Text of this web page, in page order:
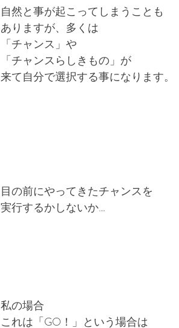
自然と事が起こってしまうことも
ありますが、多くは
「チャンス」や
「チャンスらしきもの」が
来て自分で選択する事になります。
目の前にやってきたチャンスを
実行するかしないか…
私の場合
これは「GO！」という場合は